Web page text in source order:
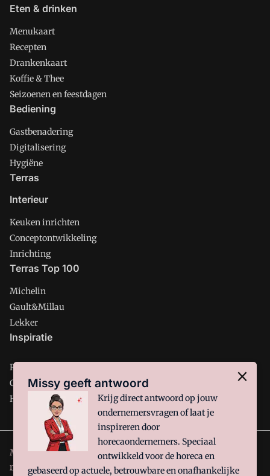
Eten & drinken
Menukaart
Recepten
Drankenkaart
Koffie & Thee
Seizoenen en feestdagen
Bediening
Gastbenadering
Digitalisering
Hygiëne
Terras
Interieur
Keuken inrichten
Conceptontwikkeling
Inrichting
Terras Top 100
Michelin
Gault&Millau
Lekker
Inspiratie
Restaurant
Café
Hotel
Misset Horeca is onderdeel van VMN media. Lees in
manifestwaar VMN media voor staat. Op gebruik van deze
Missy geeft antwoord
Krijg direct antwoord op jouw
ondernemersvragen of laat je
inspireren door
horecaondernemers. Speciaal
ontwikkeld voor de horeca en
gebaseerd op actuele, betrouwbare en onafhankelijke